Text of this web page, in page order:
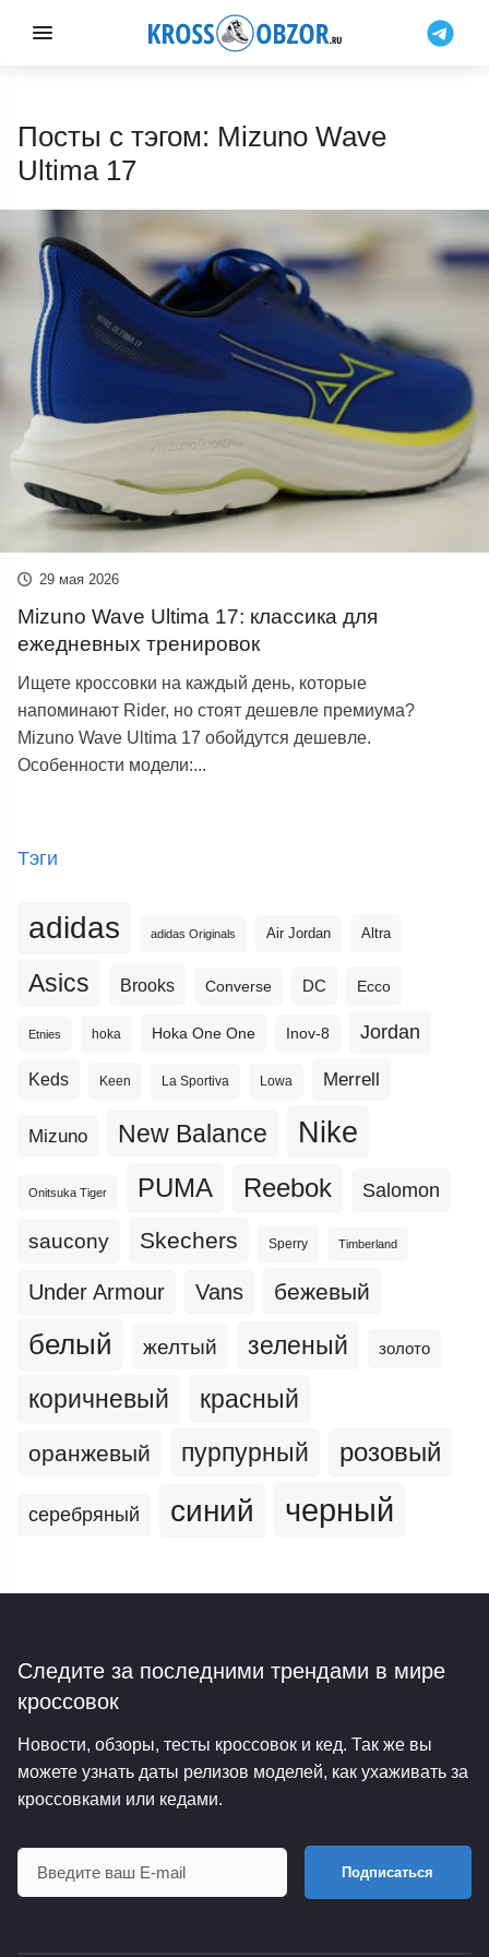
Посты с тэгом: Mizuno Wave
Ultima 17
29 мая 2026
Mizuno Wave Ultima 17: классика для
ежедневных тренировок
Ищете кроссовки на каждый день, которые
напоминают Rider, но стоят дешевле премиума?
Mizuno Wave Ultima 17 обойдутся дешевле.
Особенности модели:...
Тэги
adidas adidas Originals Air Jordan Altra
Asics Brooks Converse DC Ecco
Etnies hoka Hoka One One Inov-8 Jordan
Keds Keen La Sportiva Lowa Merrell
Mizuno New Balance Nike
Onitsuka Tiger PUMA Reebok Salomon
saucony Skechers Sperry Timberland
Under Armour Vans бежевый
белый желтый зеленый золото
коричневый красный
оранжевый пурпурный розовый
серебряный синий черный
Следите за последними трендами в мире
кроссовок
Новости, обзоры, тесты кроссовок и кед. Так же вы
можете узнать даты релизов моделей, как ухаживать за
кроссовками или кедами.
Подписаться